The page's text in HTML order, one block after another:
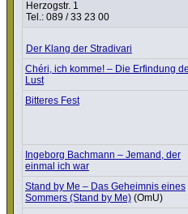
Herzogstr. 1
Tel.: 089 / 33 23 00
Der Klang der Stra­di­vari
Chéri, ich komme! – Die Erfindung
Lust
Bitteres Fest
Ingeborg Bachmann – Jemand, der
einmal ich war
Stand by Me – Das Geheimnis eines
Sommers (Stand by Me) (OmU)